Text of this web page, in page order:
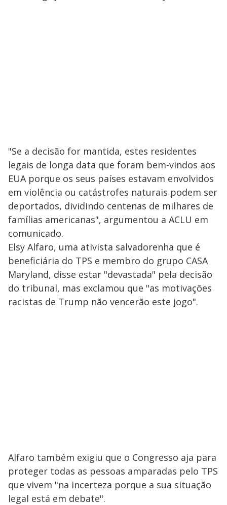
"Se a decisão for mantida, estes residentes
legais de longa data que foram bem-vindos aos
EUA porque os seus países estavam envolvidos
em violência ou catástrofes naturais podem ser
deportados, dividindo centenas de milhares de
famílias americanas", argumentou a ACLU em
comunicado.
Elsy Alfaro, uma ativista salvadorenha que é
beneficiária do TPS e membro do grupo CASA
Maryland, disse estar "devastada" pela decisão
do tribunal, mas exclamou que "as motivações
racistas de Trump não vencerão este jogo".
Alfaro também exigiu que o Congresso aja para
proteger todas as pessoas amparadas pelo TPS
que vivem "na incerteza porque a sua situação
legal está em debate".